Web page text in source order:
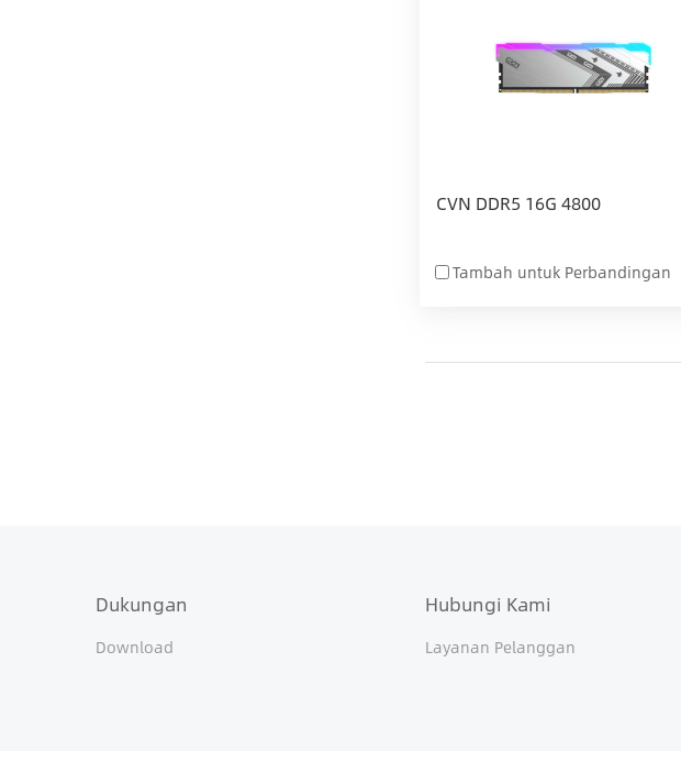
CVN DDR5 16G 4800
Tambah untuk Perbandingan
Dukungan
Download
Hubungi Kami
Layanan Pelanggan